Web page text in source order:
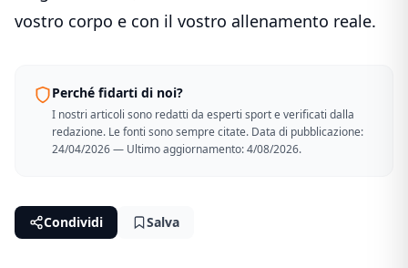
vostro corpo e con il vostro allenamento reale.
Perché fidarti di noi?
I nostri articoli sono redatti da esperti sport e verificati dalla
redazione. Le fonti sono sempre citate. Data di pubblicazione:
24/04/2026 — Ultimo aggiornamento: 4/08/2026.
Condividi Salva